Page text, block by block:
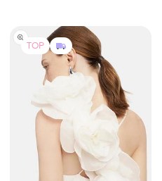
TOP